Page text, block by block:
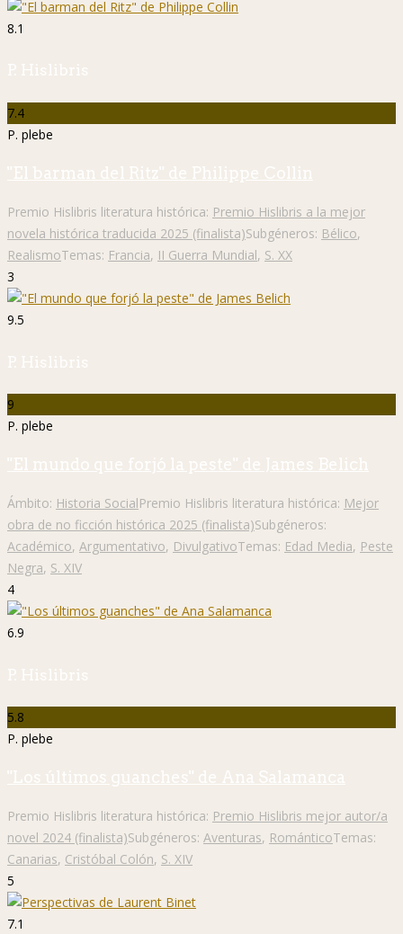
8.1
P. Hislibris
7.4
P. plebe
"El barman del Ritz" de Philippe Collin
Premio Hislibris literatura histórica: Premio Hislibris a la mejor
novela histórica traducida 2025 (finalista)Subgéneros: Bélico,
RealismoTemas: Francia, II Guerra Mundial, S. XX
3
9.5
P. Hislibris
9
P. plebe
"El mundo que forjó la peste" de James Belich
Ámbito: Historia SocialPremio Hislibris literatura histórica: Mejor
obra de no ficción histórica 2025 (finalista)Subgéneros:
Académico, Argumentativo, DivulgativoTemas: Edad Media, Peste
Negra, S. XIV
4
6.9
P. Hislibris
5.8
P. plebe
"Los últimos guanches" de Ana Salamanca
Premio Hislibris literatura histórica: Premio Hislibris mejor autor/a
novel 2024 (finalista)Subgéneros: Aventuras, RománticoTemas:
Canarias, Cristóbal Colón, S. XIV
5
7.1